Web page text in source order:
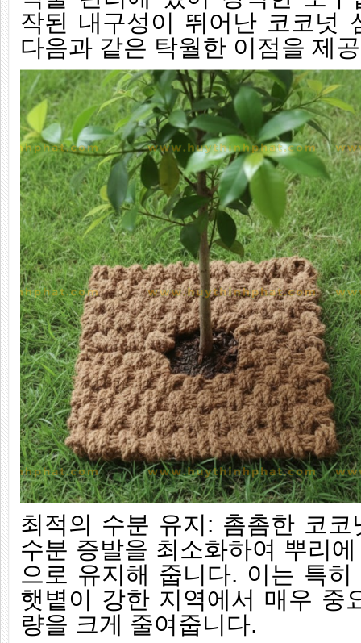
작된 내구성이 뛰어난 코코넛
다음과 같은 탁월한 이점을 제
최적의 수분 유지: 촘촘한 코
수분 증발을 최소화하여 뿌리
으로 유지해 줍니다. 이는 특
햇볕이 강한 지역에서 매우 중
량을 크게 줄여줍니다.